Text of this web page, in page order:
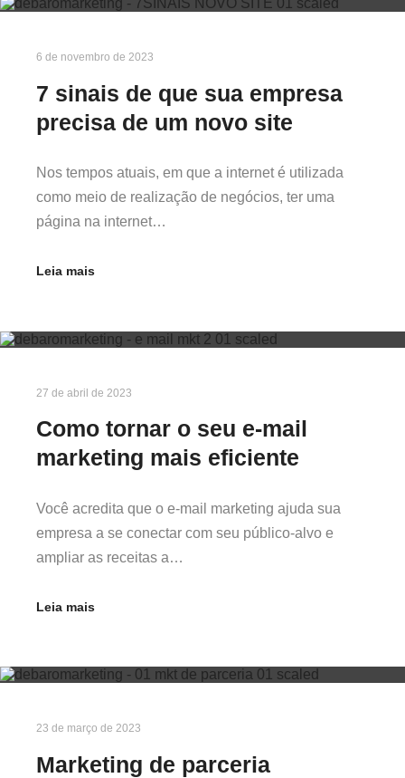
6 de novembro de 2023
7 sinais de que sua empresa
precisa de um novo site
Nos tempos atuais, em que a internet é utilizada
como meio de realização de negócios, ter uma
página na internet…
Leia mais
27 de abril de 2023
Como tornar o seu e-mail
marketing mais eficiente
Você acredita que o e-mail marketing ajuda sua
empresa a se conectar com seu público-alvo e
ampliar as receitas a…
Leia mais
23 de março de 2023
Marketing de parceria